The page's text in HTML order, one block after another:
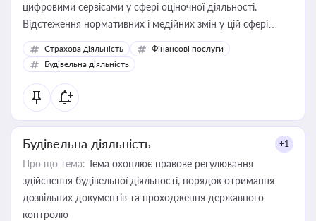
цифровими сервісами у сфері оціночної діяльності.
Відстеження нормативних і медійних змін у цій сфері
корисне для власника бізнесу, керівника, юриста або
бухгалтера під час оподаткування, приватизації, оренди
державного майна, корпоративних угод і перевірки
статусу суб'єктів оціночної діяльності
Страхова діяльність
Фінансові послуги
Будівельна діяльність
Будівельна діяльність +1
Про що тема: Тема охоплює правове регулювання
здійснення будівельної діяльності, порядок отримання
дозвільних документів та проходження державного
контролю